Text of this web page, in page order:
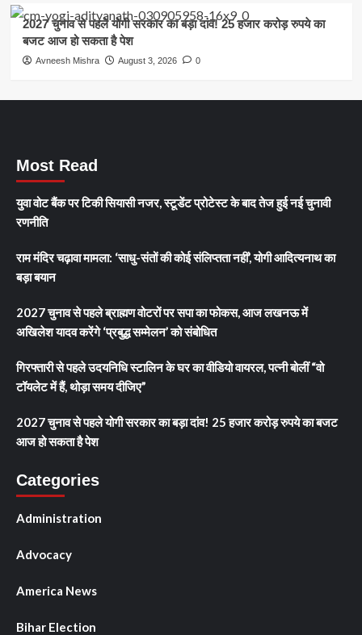
2027 चुनाव से पहले योगी सरकार का बड़ा दांव! 25 हजार करोड़ रुपये का
बजट आज हो सकता है पेश
Avneesh Mishra August 3, 2026 0
Most Read
युवा वोट बैंक पर टिकी सियासी नजर, स्टूडेंट प्रोटेस्ट के बाद तेज हुई नई चुनावी
रणनीति
राम मंदिर चढ़ावा मामला: ‘साधु-संतों की कोई संलिप्तता नहीं’, योगी आदित्यनाथ का
बड़ा बयान
2027 चुनाव से पहले ब्राह्मण वोटरों पर सपा का फोकस, आज लखनऊ में
अखिलेश यादव करेंगे ‘प्रबुद्ध सम्मेलन’ को संबोधित
गिरफ्तारी से पहले उदयनिधि स्टालिन के घर का वीडियो वायरल, पत्नी बोलीं “वो
टॉयलेट में हैं, थोड़ा समय दीजिए”
2027 चुनाव से पहले योगी सरकार का बड़ा दांव! 25 हजार करोड़ रुपये का बजट
आज हो सकता है पेश
Categories
Administration
Advocacy
America News
Bihar Election